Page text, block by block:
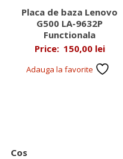
Placa de baza Lenovo
G500 LA-9632P
Functionala
Price: 150,00 lei
Adauga la favorite
Cos